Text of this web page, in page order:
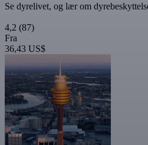
Se dyrelivet, og lær om
4,2 (87)
Fra
36,43 US$